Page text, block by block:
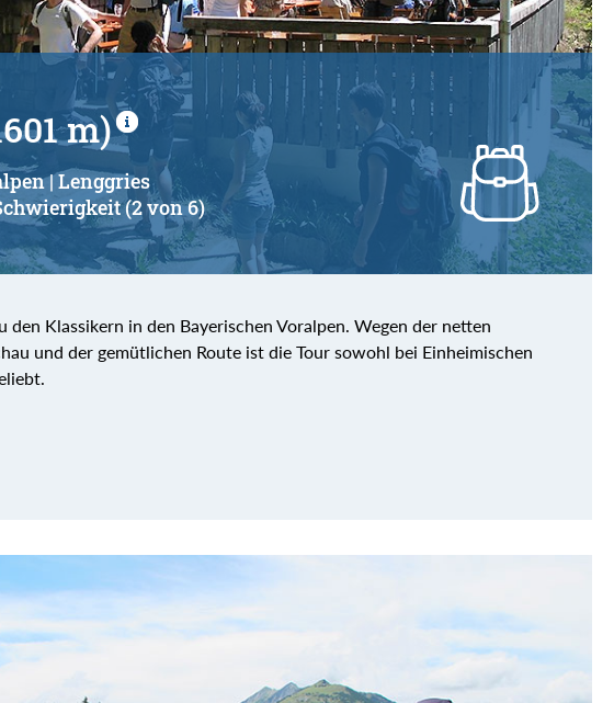
m)
| Lenggries
(2 von 6)
den Klassikern in den Bayerischen Voralpen. Wegen der netten
und der gemütlichen Route ist die Tour sowohl bei Einheimischen